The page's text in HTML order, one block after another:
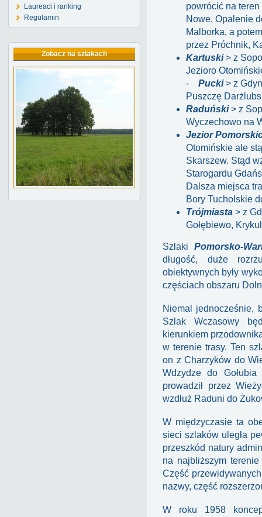
Laureaci i ranking
Regulamin
Zobacz na szlakach
powrócić na
Nowe, Opalenie
Malborka, a
przez Próchnik,
Kartuski> z
Jezioro
- Pucki> z
Puszczę
Raduński> z
Wyczechowo na
Jezior
Otomińskie ale
Skarszew. Stąd
Starogardu
Dalsza miejsca
Bory Tucholskie
Trójmiasta > z
Gołębiewo,
Szlaki Pomorsko-
długość, duże
obiektywnych były
częściach obszaru
Niemal jednocześnie,
Szlak Wczasowy
kierunkiem
w terenie trasy. Ten
on z Charzyków do
Wdzydze do
prowadził przez
wzdłuż Raduni do
W międzyczasie ta
sieci szlaków uległa
przeszkód natury
na najbliższym
Część
nazwy, część
W roku 1958